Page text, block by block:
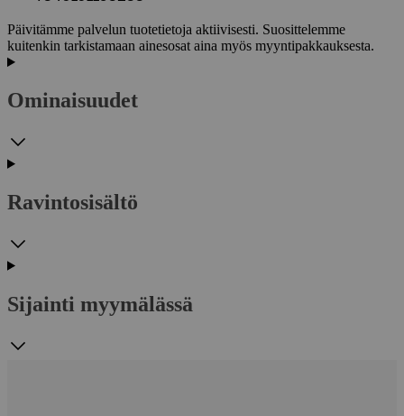
Päivitämme palvelun tuotetietoja aktiivisesti. Suosittelemme
kuitenkin tarkistamaan ainesosat aina myös myyntipakkauksesta.
Ominaisuudet
Ravintosisältö
Sijainti myymälässä